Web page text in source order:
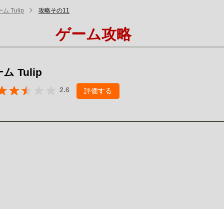
ム Tulip 攻略その11
ゲーム攻略
ム Tulip
2.6 評価する